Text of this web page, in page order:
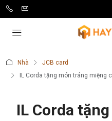
Nhà
JCB card
IL Corda tặng món tráng miệng
IL Corda